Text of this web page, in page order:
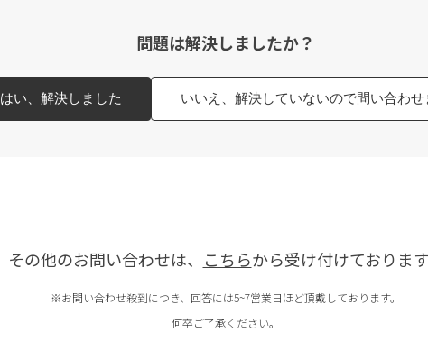
問題は解決しましたか？
はい、解決しました いいえ、解決していないので問い合わせ
その他のお問い合わせは、 こちらから受け付けておりま
※お問い合わせ殺到につき、回答には5~7営業日ほど頂戴しております。
何卒ご了承ください。